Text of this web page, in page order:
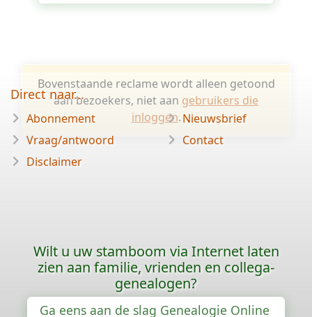
Bovenstaande reclame wordt alleen getoond
aan bezoekers, niet aan gebruikers die
inloggen.
Direct naar...
Abonnement
Vraag/antwoord
Disclaimer
Nieuwsbrief
Contact
Wilt u uw stamboom via Internet laten
zien aan familie, vrienden en collega-
genealogen?
Ga eens aan de slag Genealogie Online